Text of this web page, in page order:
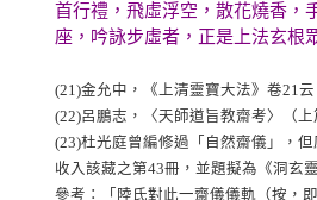
首行禮，飛虛浮空，散花燒香，
座，吟詠步虛者，正是上法玄根
(21)金允中，《上清靈寶大法》卷21
(22)呂鵬志，〈天師道旨教齋考〉（
(23)杜光庭曾編修過「自然齋儀」，
收入該藏之第43冊，並題擬為《洞玄
參考：「陸氏對此一齋儀儀軌（按，